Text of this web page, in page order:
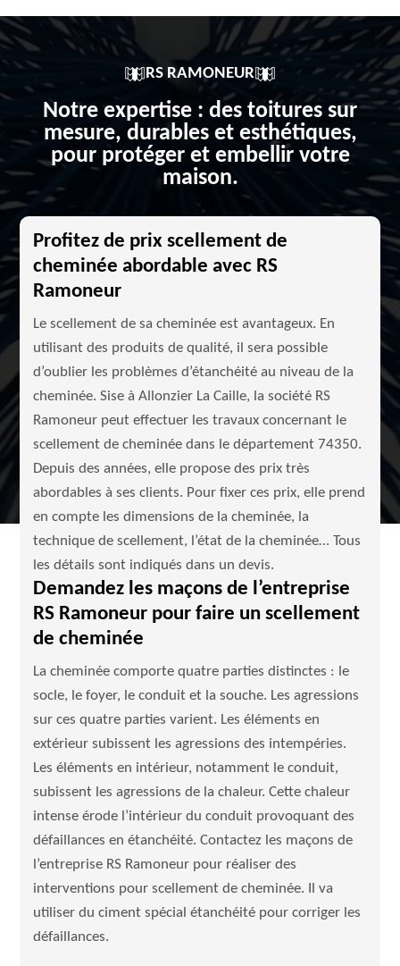
RS RAMONEUR
Notre expertise : des toitures sur
mesure, durables et esthétiques,
pour protéger et embellir votre
maison.
Profitez de prix scellement de
cheminée abordable avec RS
Ramoneur
Le scellement de sa cheminée est avantageux. En
utilisant des produits de qualité, il sera possible
d’oublier les problèmes d’étanchéité au niveau de la
cheminée. Sise à Allonzier La Caille, la société RS
Ramoneur peut effectuer les travaux concernant le
scellement de cheminée dans le département 74350.
Depuis des années, elle propose des prix très
abordables à ses clients. Pour fixer ces prix, elle prend
en compte les dimensions de la cheminée, la
technique de scellement, l’état de la cheminée… Tous
les détails sont indiqués dans un devis.
Demandez les maçons de l’entreprise
RS Ramoneur pour faire un scellement
de cheminée
La cheminée comporte quatre parties distinctes : le
socle, le foyer, le conduit et la souche. Les agressions
sur ces quatre parties varient. Les éléments en
extérieur subissent les agressions des intempéries.
Les éléments en intérieur, notamment le conduit,
subissent les agressions de la chaleur. Cette chaleur
intense érode l’intérieur du conduit provoquant des
défaillances en étanchéité. Contactez les maçons de
l’entreprise RS Ramoneur pour réaliser des
interventions pour scellement de cheminée. Il va
utiliser du ciment spécial étanchéité pour corriger les
défaillances.